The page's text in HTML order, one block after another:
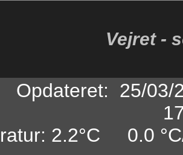
Vejret -
Opdateret: 25/03/
2.2°C 0.0